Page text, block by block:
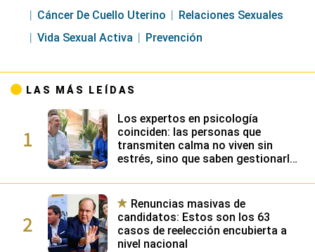
Cáncer De Cuello Uterino
Relaciones Sexuales
Vida Sexual Activa
Prevención
LAS MÁS LEÍDAS
1
Los expertos en psicología
coinciden: las personas que
transmiten calma no viven sin
estrés, sino que saben gestionarlo
emocional
2
Renuncias masivas de
candidatos: Estos son los 63
casos de reelección encubierta a
nivel nacional